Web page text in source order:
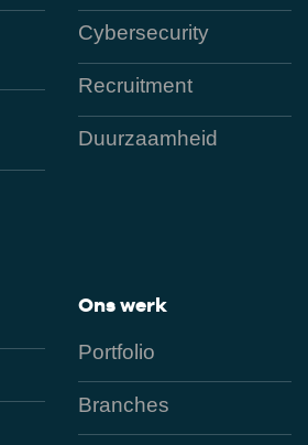
Cybersecurity
Recruitment
Duurzaamheid
Ons werk
Portfolio
Branches